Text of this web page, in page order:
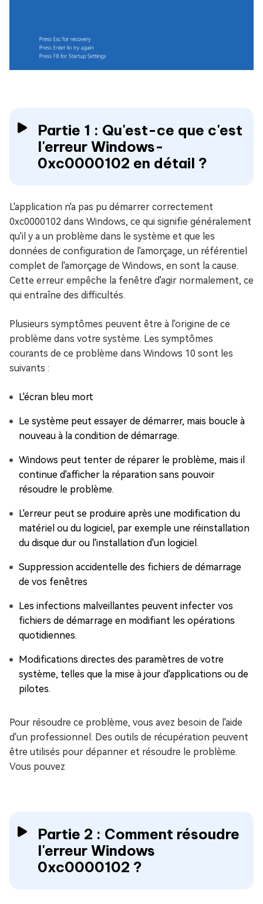
Partie 1 : Qu'est-ce que c'est
l'erreur Windows-
0xc0000102 en détail ?
L'application n'a pas pu démarrer correctement
0xc0000102 dans Windows, ce qui signifie généralement
qu'il y a un problème dans le système et que les
données de configuration de l'amorçage, un référentiel
complet de l'amorçage de Windows, en sont la cause.
Cette erreur empêche la fenêtre d'agir normalement, ce
qui entraîne des difficultés.
Plusieurs symptômes peuvent être à l'origine de ce
problème dans votre système. Les symptômes
courants de ce problème dans Windows 10 sont les
suivants :
L'écran bleu mort
Le système peut essayer de démarrer, mais boucle à
nouveau à la condition de démarrage.
Windows peut tenter de réparer le problème, mais il
continue d'afficher la réparation sans pouvoir
résoudre le problème.
L'erreur peut se produire après une modification du
matériel ou du logiciel, par exemple une réinstallation
du disque dur ou l'installation d'un logiciel.
Suppression accidentelle des fichiers de démarrage
de vos fenêtres
Les infections malveillantes peuvent infecter vos
fichiers de démarrage en modifiant les opérations
quotidiennes.
Modifications directes des paramètres de votre
système, telles que la mise à jour d'applications ou de
pilotes.
Pour résoudre ce problème, vous avez besoin de l'aide
d'un professionnel. Des outils de récupération peuvent
être utilisés pour dépanner et résoudre le problème.
Vous pouvez
Partie 2 : Comment résoudre
l'erreur Windows
0xc0000102 ?